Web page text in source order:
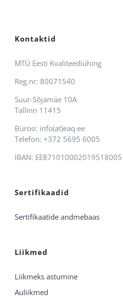
Kontaktid
MTÜ Eesti Kvaliteediühing
Reg.nr: 80071540
Suur-Sõjamäe 10A
Tallinn 11415
Büroo: info(at)eaq.ee
Telefon: +372 5695 6005
IBAN: EE871010002019518005
Sertifikaadid
Sertifikaatide andmebaas
Liikmed
Liikmeks astumine
Auliikmed